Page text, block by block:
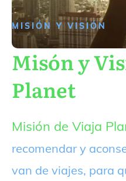
MISIÓN Y VISIÓN
Misón y
Planet
Misión de Viaja
recomendar y
van de viajes, para